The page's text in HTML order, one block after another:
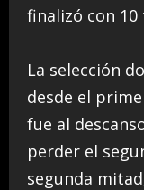
finalizó con 10
La selección
desde el
fue al
perder el
segunda